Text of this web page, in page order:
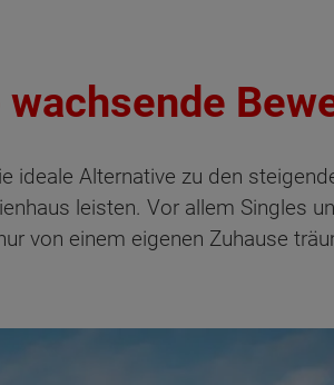
ideale Alternative zu den
leisten. Vor allem Singles
von einem eigenen Zuhause